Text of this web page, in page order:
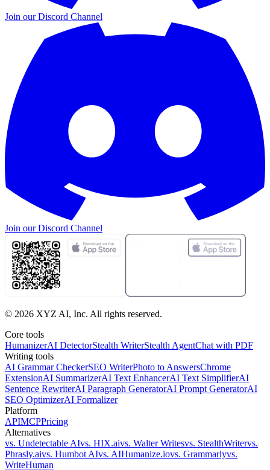
Join our Discord Channel
Join our Discord Channel
© 2026 XYZ AI, Inc. All rights reserved.
Core tools
HumanizerAI DetectorStealth WriterStealth AgentChat with PDF
Writing tools
AI Grammar CheckerSEO WriterPhoto to AnswersChrome
ExtensionAI SummarizerAI Text EnhancerAI Text SimplifierAI
Sentence RewriterAI Paragraph GeneratorAI Prompt GeneratorAI
SEO OptimizerAI Formalizer
Platform
APIMCPPricing
Alternatives
vs. Undetectable AIvs. HIX.aivs. Walter Writesvs. StealthWritervs.
Phrasly.aivs. Humbot AIvs. AIHumanize.iovs. Grammarlyvs.
WriteHuman